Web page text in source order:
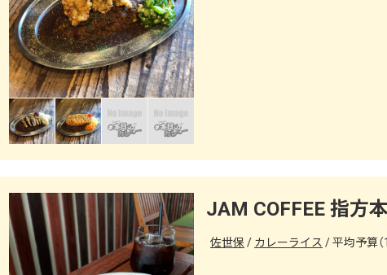
JAM COFFEE 指方
佐世保 カレーライス 平均予算（